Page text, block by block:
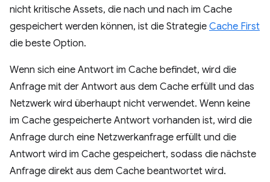
nicht kritische Assets, die nach und nach im Cache
gespeichert werden können, ist die Strategie Cache First
die beste Option.
Wenn sich eine Antwort im Cache befindet, wird die
Anfrage mit der Antwort aus dem Cache erfüllt und das
Netzwerk wird überhaupt nicht verwendet. Wenn keine
im Cache gespeicherte Antwort vorhanden ist, wird die
Anfrage durch eine Netzwerkanfrage erfüllt und die
Antwort wird im Cache gespeichert, sodass die nächste
Anfrage direkt aus dem Cache beantwortet wird.